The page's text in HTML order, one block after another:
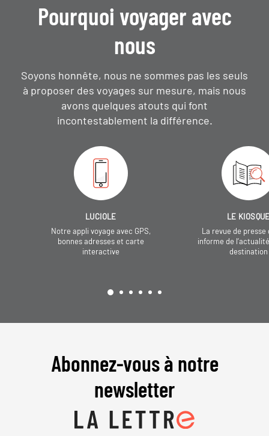
Pourquoi voyager avec
nous
Soyons honnête, nous ne sommes pas les seuls
à proposer des voyages sur mesure, mais nous
avons quelques atouts qui font
incontestablement la différence.
LUCIOLE
Notre appli voyage avec GPS,
bonnes adresses et carte
interactive
LE
La revue de presse
informe de
destination
Abonnez-vous à notre
newsletter